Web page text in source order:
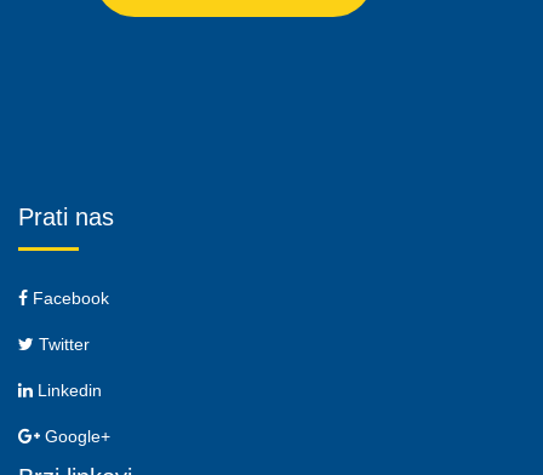
Prati nas
Facebook
Twitter
Linkedin
Google+